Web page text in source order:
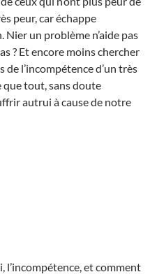
peur, car échappe
un problème n’aide pas
? Et encore moins chercher
l’incompétence d’un très
que tout, sans doute
autrui à cause de notre
l’incompétence, et comment